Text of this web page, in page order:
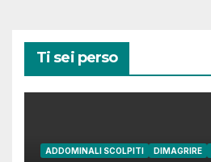
Ti sei perso
ADDOMINALI SCOLPITI DIMAGRIRE